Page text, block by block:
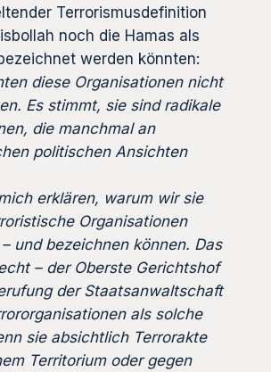
Terrorismusdefinition
noch die Hamas als
werden könnten:
diese Organisationen nicht
Es stimmt, sie sind radikale
die manchmal an
politischen Ansichten
erklären, warum wir sie
Organisationen
und bezeichnen können. Das
– der Oberste Gerichtshof
der Staatsanwaltschaft
als solche
sie absichtlich Terrorakte
Territorium oder gegen